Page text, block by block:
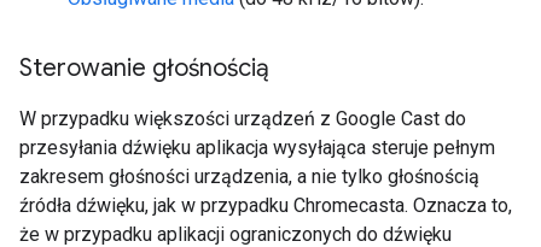
Sterowanie głośnością
W przypadku większości urządzeń z Google Cast do
przesyłania dźwięku aplikacja wysyłająca steruje pełnym
zakresem głośności urządzenia, a nie tylko głośnością
źródła dźwięku, jak w przypadku Chromecasta. Oznacza to,
że w przypadku aplikacji ograniczonych do dźwięku